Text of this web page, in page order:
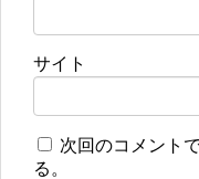
サイト
次回のコメント
る。